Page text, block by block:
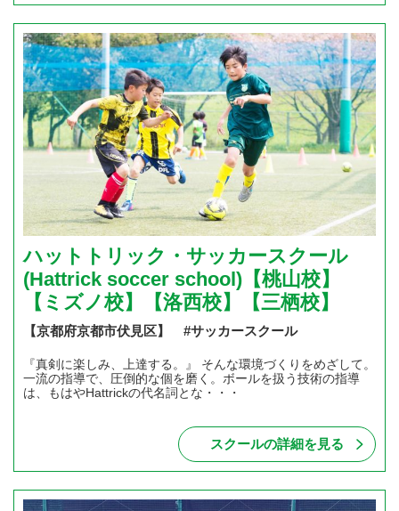
ハットトリック・サッカースクール
(Hattrick soccer school)【桃山校】
【ミズノ校】【洛西校】【三栖校】
【京都府京都市伏見区】 #サッカースクール
『真剣に楽しみ、上達する。』 そんな環境づくりをめざして。
一流の指導で、圧倒的な個を磨く。ボールを扱う技術の指導
は、もはやHattrickの代名詞とな・・・
スクールの詳細を見る